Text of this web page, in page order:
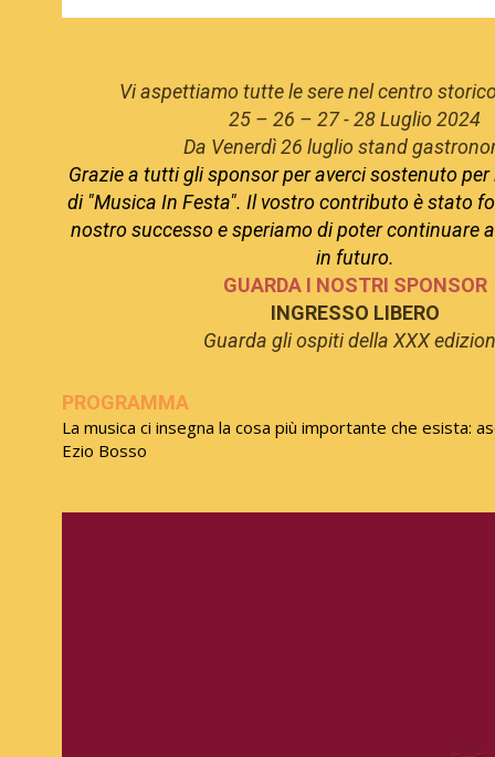
Vi aspettiamo tutte le sere nel centro
25 – 26 – 27 - 28 Luglio 2024
Da Venerdì 26 luglio stand
Grazie a tutti gli sponsor per averci sostenuto
di "Musica In Festa". Il vostro contributo è stato
nostro successoe speriamo di poter continuare
in futuro.
GUARDA I NOSTRI SPONSOR
INGRESSO LIBERO
Guarda gli ospiti della XXX
PROGRAMMA
La musica ci insegna la cosa più importante che esista:
Ezio Bosso